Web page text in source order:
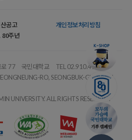
공고
개인정보처리방침
80주년
로 77 국민대학교
TEL 02.910.4114
RO, SEONGBUK-GU, SEOUL,
UNIVERSITY. ALL RIGHTS RESERVED.